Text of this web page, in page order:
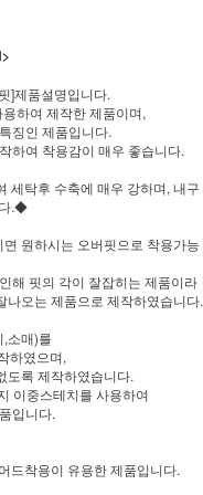
]제품설명입니다.
하여 제작한 제품이며,
징인 제품입니다.
하여 착용감이 매우 좋습니다.
세탁후 수축에 매우 강하며, 내구
.◆
원하시는 오버핏으로 착용가능
해 핏의 각이 잘잡히는 제품이라
나오는 제품으로 제작하였습니다.
소매)를
하였으며,
도록 제작하였습니다.
이중스테치를 사용하여
입니다.
드착용이 유용한 제품입니다.